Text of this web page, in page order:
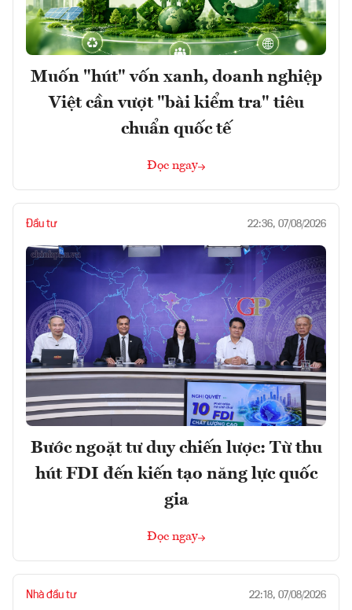
Muốn "hút" vốn xanh, doanh nghiệp
Việt cần vượt "bài kiểm tra" tiêu
chuẩn quốc tế
Đọc ngay
Đầu tư 22:36, 07/08/2026
Bước ngoặt tư duy chiến lược: Từ thu
hút FDI đến kiến tạo năng lực quốc
gia
Đọc ngay
Nhà đầu tư 22:18, 07/08/2026